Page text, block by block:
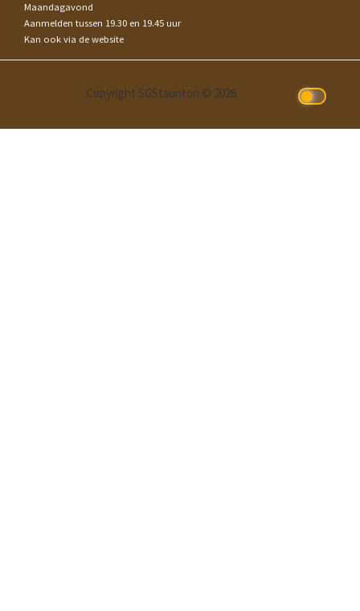
Maandagavond
Aanmelden tussen 19.30 en 19.45 uur
Kan ook via de website
Copyright SGStaunton © 2026